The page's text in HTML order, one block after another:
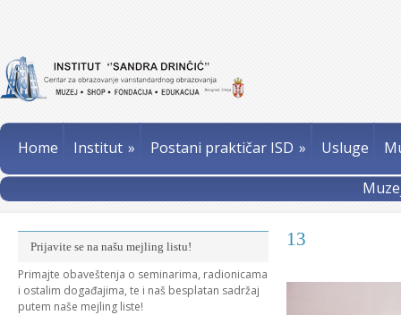
Home Institut » Postani praktičar ISD » Usluge
13
Prijavite se na našu mejling listu!
Primajte obaveštenja o seminarima, radionicama
i ostalim događajima, te i naš besplatan sadržaj
putem naše mejling liste!